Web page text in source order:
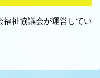
福祉協議会が運営してい